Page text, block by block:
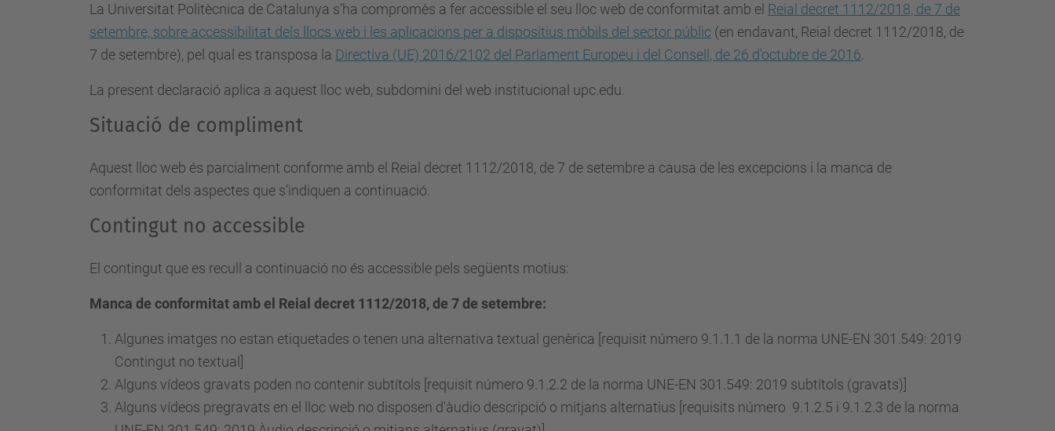
La Universitat Politècnica de Catalunya s’ha compromès a fer accessible el seu lloc web de conformitat amb el Reial decret 1112/2018, de 7 de
setembre, sobre accessibilitat dels llocs web i les aplicacions per a dispositius mòbils del sector públic (en endavant, Reial decret 1112/2018, de
7 de setembre), pel qual es transposa la Directiva (UE) 2016/2102 del Parlament Europeu i del Consell, de 26 d'octubre de 2016
La present declaració aplica a aquest lloc web, subdomini del web institucional upc.edu.
Situació de compliment
Aquest lloc web és parcialment conforme amb el Reial decret 1112/2018, de 7 de setembre a causa de les excepcions i la manca de
conformitat dels aspectes que s’indiquen a continuació.
Contingut no accessible
El contingut que es recull a continuació no és accessible pels següents motius:
Manca de conformitat amb el Reial decret 1112/2018, de 7 de setembre:
Algunes imatges no estan etiquetades o tenen una alternativa textual genèrica [requisit número 9.1.1.1 de la norma UNE-EN 301.549: 2019
Contingut no textual]
Alguns vídeos gravats poden no contenir subtítols [requisit número 9.1.2.2 de la norma UNE-EN 301.549: 2019 subtítols (gravats)]
Alguns vídeos pregravats en el lloc web no disposen d'àudio descripció o mitjans alternatius [requisits número 9.1.2.5 i 9.1.2.3 de la norma